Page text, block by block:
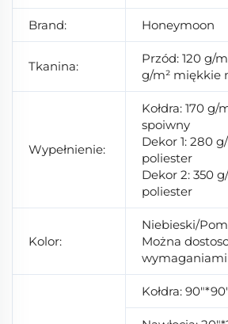
Brand: Honeymoon
Tkanina:
Przód: 120 g/
g/m² miękkie
Wypełnienie:
Kołdra: 170 g/
spoiwny
Dekor 1: 280
poliester
Dekor 2: 350
poliester
Kolor:
Niebieski/
Można
Kołdra: